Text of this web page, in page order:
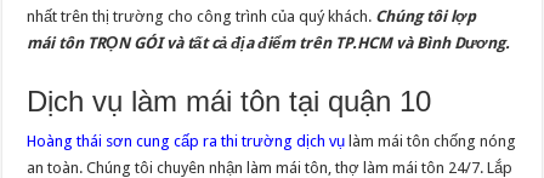
nhất trên thị trường cho công trình của quý khách. Chúng tôi lợp
mái tôn TRỌN GÓI và tất cả địa điểm trên TP.HCM và Bình Dương.
Dịch vụ làm mái tôn tại quận 10
Hoàng thái sơn cung cấp ra thi trường dịch vụ làm mái tôn chống nóng
an toàn. Chúng tôi chuyên nhận làm mái tôn, thợ làm mái tôn 24/7. Lắp